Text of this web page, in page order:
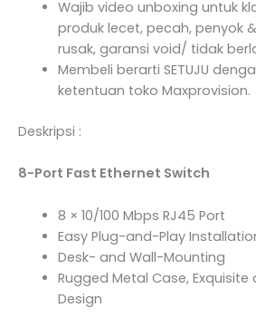
Wajib video unboxing untuk
produk lecet, pecah, penyok
rusak, garansi void/ tidak
Membeli berarti SETUJU
ketentuan toko Maxprovision.
Deskripsi :
8-Port Fast Ethernet Switch
8 × 10/100 Mbps RJ45 Port
Easy Plug-and-Play
Desk- and Wall-Mounting
Rugged Metal Case,
Design